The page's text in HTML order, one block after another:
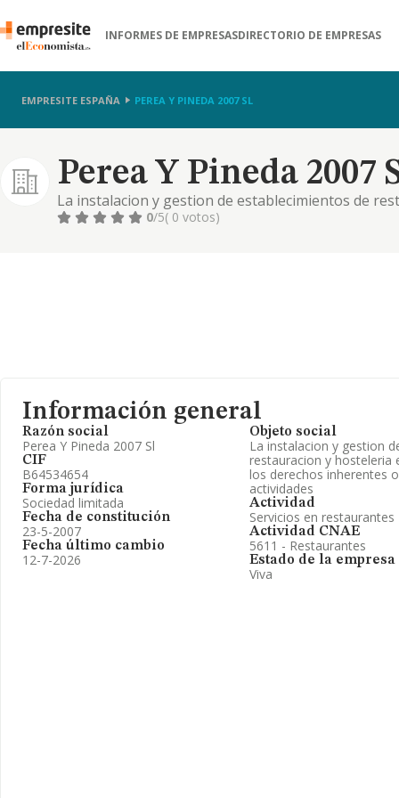
INFORMES DE EMPRESASDIRECTORIO DE EMPRESAS
EMPRESITE ESPAÑA PEREA Y PINEDA 2007 SL
Perea Y Pineda 2007
La instalacion y gestion de establecimientos de
de los derechos inherentes o derivados de las
0/5( 0 votos)
Información general
Razón social
Perea Y Pineda 2007 Sl
CIF
B64534654
Forma jurídica
Sociedad limitada
Fecha de constitución
23-5-2007
Fecha último cambio
12-7-2026
Objeto social
La instalacion y gestion
restauracion y hosteleria
los derechos inherentes
actividades
Actividad
Servicios en restaurantes
Actividad CNAE
5611 - Restaurantes
Estado de la empresa
Viva